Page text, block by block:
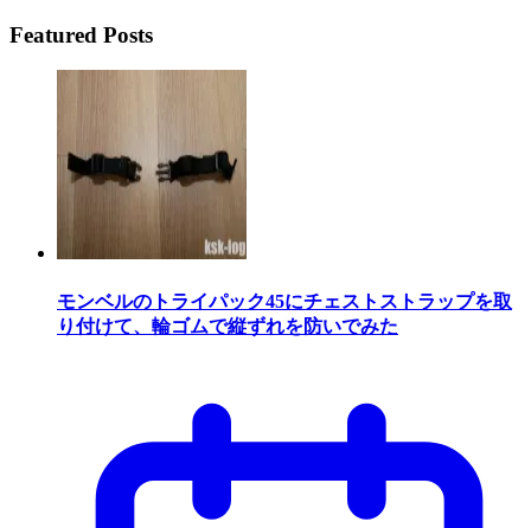
Featured Posts
モンベルのトライパック45にチェストストラップを取
り付けて、輪ゴムで縦ずれを防いでみた